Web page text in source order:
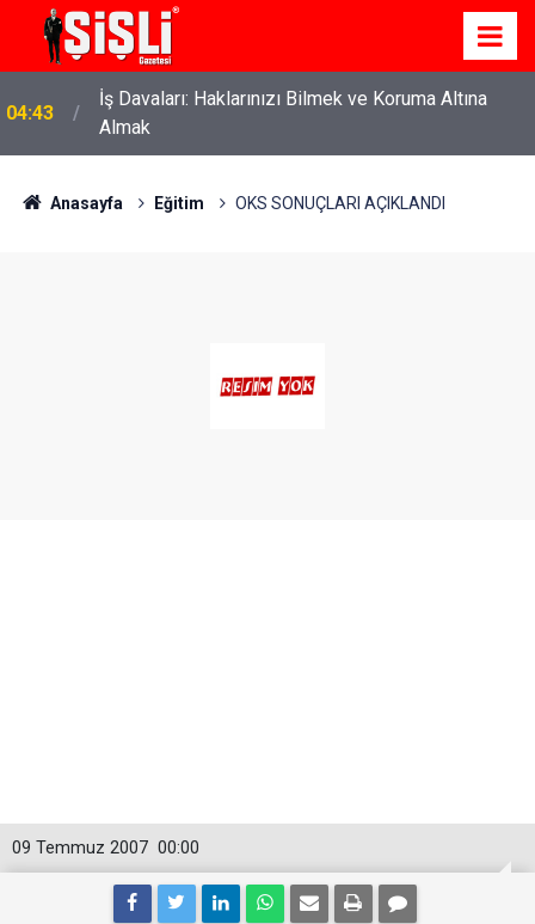
04:43
İş Davaları: Haklarınızı Bilmek ve Koruma Altına
Almak
Anasayfa Eğitim OKS SONUÇLARI AÇIKLANDI
00:00
09 Temmuz 2007